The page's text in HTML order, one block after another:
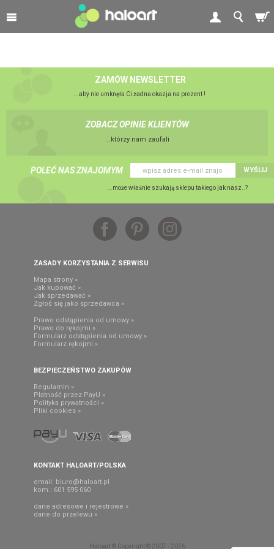
ZAMÓW NEWSLETTER
...aby nie umknęła Ci żadna okazja na prezent !
ZOBACZ OPINIE KLIENTÓW
...którzy nam zaufali
POLEĆ NAS ZNAJOMYM WYŚLIJ
...może właśnie szukają sklepu takiego jak nasz..?
ZASADY KORZYSTANIA Z SERWISU
Mapa strony »
Jak kupować »
Jak sprzedawać »
Zgłoś się jako sprzedawca »
Prawo odstąpienia od umowy »
Prawo do rękojmi »
Formularz odstąpienia od umowy »
Formularz rękojmi »
BEZPIECZEŃSTWO ZAKUPÓW
Regulamin »
Płatność przez PayU »
Polityka prywatności »
Pliki cookies »
KONTAKT HALOART/POLSKA
email: biuro@haloart.pl
kom.: 601 595 060
dane adresowe i rejestrowe »
dane do przelewu »
Haloart © Copyright © 2007 - 2026